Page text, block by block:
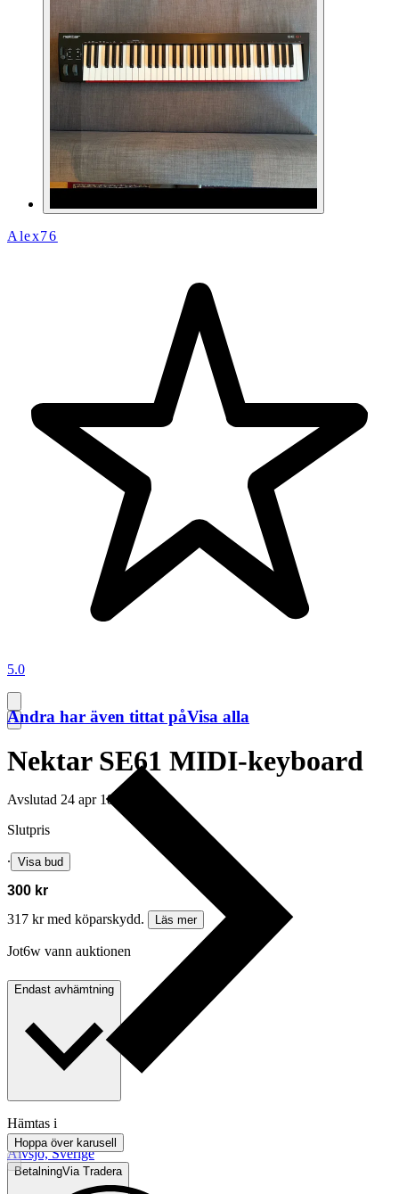
Alex76
5.0
Nektar SE61 MIDI-keyboard
Avslutad 24 apr 18:45
Slutpris
∙ Visa bud
300 kr
317 kr med köparskydd.
Läs mer
Jot6w vann auktionen
Endast avhämtning
Hämtas i
Älvsjö, Sverige
BetalningVia Tradera
Andra har även tittat påVisa alla
Hoppa över karusell